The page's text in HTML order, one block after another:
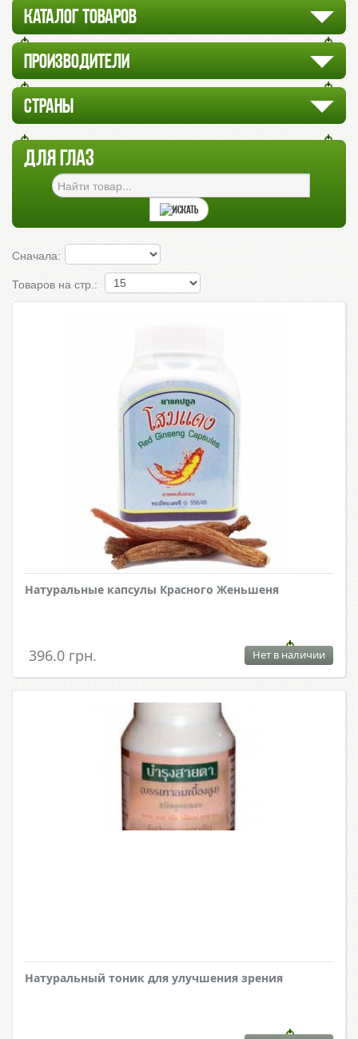
КАТАЛОГ ТОВАРОВ
ПРОИЗВОДИТЕЛИ
СТРАНЫ
ДЛЯ ГЛАЗ
Сначала:
Товаров на стр.:
Натуральные капсулы Красного Женьшеня
396.0 грн. Нет в наличии
Натуральный тоник для улучшения зрения